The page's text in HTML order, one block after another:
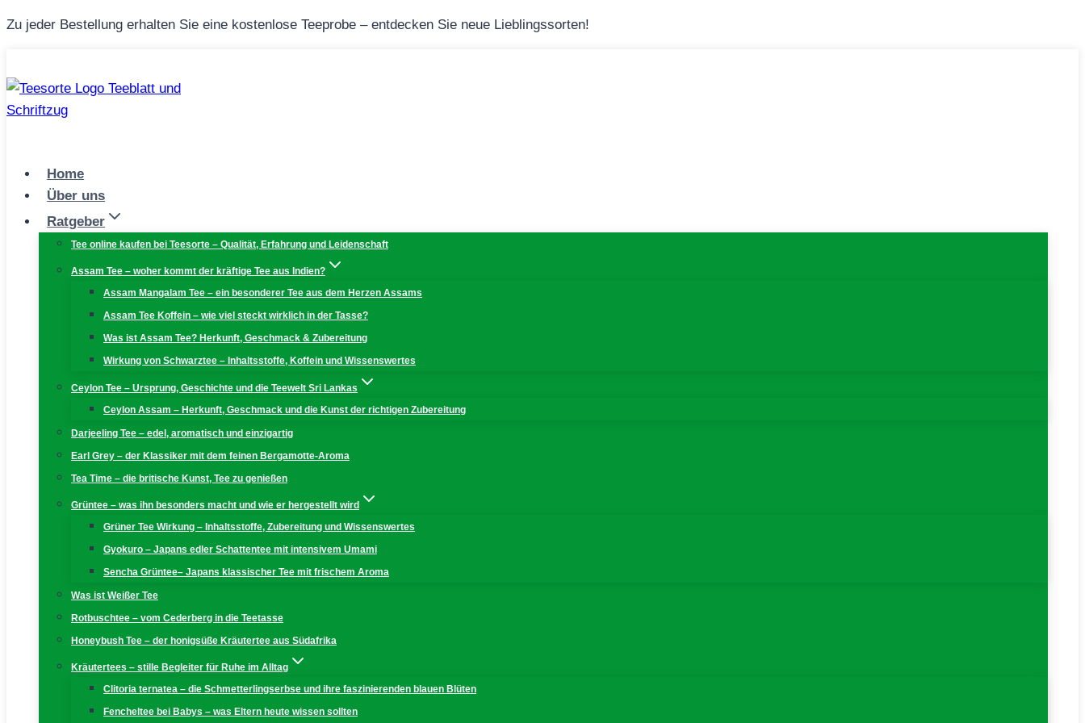
Zum
Zu jeder Bestellung erhalten Sie eine kostenlose Teeprobe – entdecken Sie neue Lieblingssorten!
Home
Über uns
Ratgeber
Tee online kaufen bei Teesorte – Qualität, Erfahrung und Leidenschaft
Assam Tee – woher kommt der kräftige Tee aus Indien?
Assam Mangalam Tee – ein besonderer Tee aus dem Herzen Assams
Assam Tee Koffein – wie viel steckt wirklich in der Tasse?
Was ist Assam Tee? Herkunft, Geschmack & Zubereitung
Wirkung von Schwarztee – Inhaltsstoffe, Koffein und Wissenswertes
Ceylon Tee – Ursprung, Geschichte und die Teewelt Sri Lankas
Ceylon Assam – Herkunft, Geschmack und die Kunst der richtigen Zubereitung
Darjeeling Tee – edel, aromatisch und einzigartig
Earl Grey – der Klassiker mit dem feinen Bergamotte-Aroma
Tea Time – die britische Kunst, Tee zu genießen
Grüntee – was ihn besonders macht und wie er hergestellt wird
Grüner Tee Wirkung – Inhaltsstoffe, Zubereitung und Wissenswertes
Gyokuro – Japans edler Schattentee mit intensivem Umami
Sencha Grüntee– Japans klassischer Tee mit frischem Aroma
Was ist Weißer Tee
Rotbuschtee – vom Cederberg in die Teetasse
Honeybush Tee – der honigsüße Kräutertee aus Südafrika
Kräutertees – stille Begleiter für Ruhe im Alltag
Clitoria ternatea – die Schmetterlingserbse und ihre faszinierenden blauen Blüten
Fencheltee bei Babys – was Eltern heute wissen sollten